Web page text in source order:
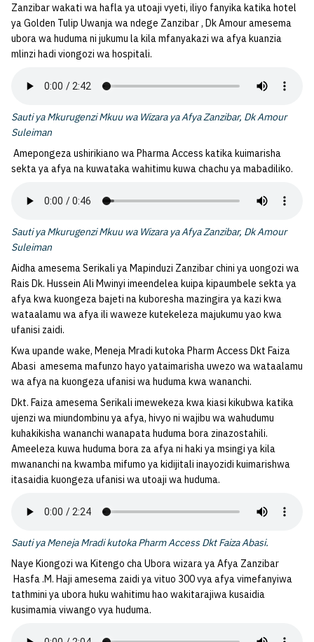
Zanzibar wakati wa hafla ya utoaji vyeti, iliyo fanyika katika hotel
ya Golden Tulip Uwanja wa ndege Zanzibar , Dk Amour amesema
ubora wa huduma ni jukumu la kila mfanyakazi wa afya kuanzia
mlinzi hadi viongozi wa hospitali.
Sauti ya Mkurugenzi Mkuu wa Wizara ya Afya Zanzibar, Dk Amour
Suleiman
Amepongeza ushirikiano wa Pharma Access katika kuimarisha
sekta ya afya na kuwataka wahitimu kuwa chachu ya mabadiliko.
Sauti ya Mkurugenzi Mkuu wa Wizara ya Afya Zanzibar, Dk Amour
Suleiman
Aidha amesema Serikali ya Mapinduzi Zanzibar chini ya uongozi wa
Rais Dk. Hussein Ali Mwinyi imeendelea kuipa kipaumbele sekta ya
afya kwa kuongeza bajeti na kuboresha mazingira ya kazi kwa
wataalamu wa afya ili waweze kutekeleza majukumu yao kwa
ufanisi zaidi.
Kwa upande wake, Meneja Mradi kutoka Pharm Access Dkt Faiza
Abasi amesema mafunzo hayo yataimarisha uwezo wa wataalamu
wa afya na kuongeza ufanisi wa huduma kwa wananchi.
Dkt. Faiza amesema Serikali imewekeza kwa kiasi kikubwa katika
ujenzi wa miundombinu ya afya, hivyo ni wajibu wa wahudumu
kuhakikisha wananchi wanapata huduma bora zinazostahili.
Ameeleza kuwa huduma bora za afya ni haki ya msingi ya kila
mwananchi na kwamba mifumo ya kidijitali inayozidi kuimarishwa
itasaidia kuongeza ufanisi wa utoaji wa huduma.
Sauti ya Meneja Mradi kutoka Pharm Access Dkt Faiza Abasi.
Naye Kiongozi wa Kitengo cha Ubora wizara ya Afya Zanzibar
Hasfa .M. Haji amesema zaidi ya vituo 300 vya afya vimefanyiwa
tathmini ya ubora huku wahitimu hao wakitarajiwa kusaidia
kusimamia viwango vya huduma.